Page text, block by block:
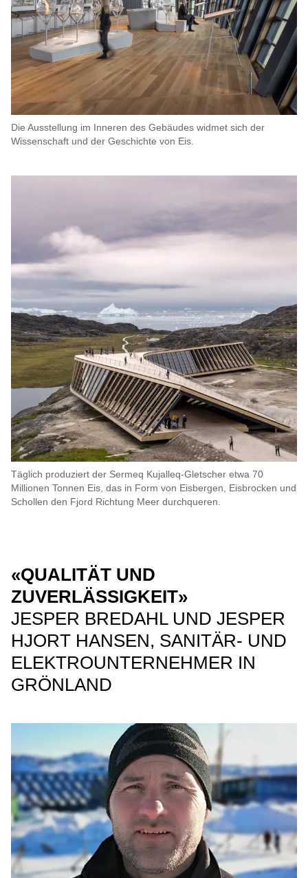
Die Ausstellung im Inneren des Gebäudes widmet sich der
Wissenschaft und der Geschichte von Eis.
Täglich produziert der Sermeq Kujalleq-Gletscher etwa 70
Millionen Tonnen Eis, das in Form von Eisbergen, Eisbrocken und
Schollen den Fjord Richtung Meer durchqueren.
«QUALITÄT UND
ZUVERLÄSSIGKEIT»
JESPER BREDAHL UND JESPER
HJORT HANSEN, SANITÄR- UND
ELEKTROUNTERNEHMER IN
GRÖNLAND